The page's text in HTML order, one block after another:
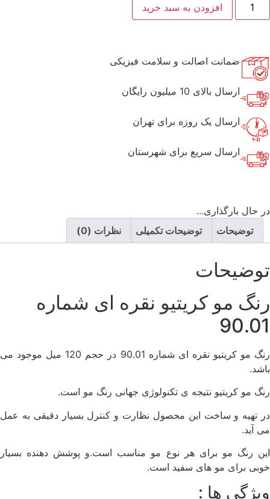
افزودن به سبد خرید
ضمانت اصالت و سلامت فیزیکی
ارسال بالای 10 میلیون رایگان
ارسال یک روزه برای تهران
ارسال سریع برای شهرستان
در حال بارگذاری...
توضیحات
توضیحات تکمیلی نظرات (0)
توضیحات
رنگ مو کریتیو نقره ای شماره
90.01
رنگ مو کریتیو نقره ای شماره 90.01 در حجم 120 میل موجود می
باشد.
رنگ مو کریتیو نتیجه ی تکنولوژی جهانی رنگ مو است.
در تهیه و ساخت این محصول نظارت و کنترل بسیار دقیقی به عمل
می آید.
این رنگ مو برای هر نوع مو مناسب است.و پوشش دهنده بسیار
خوبی برای مو های سفید است.
ویژگی ها :